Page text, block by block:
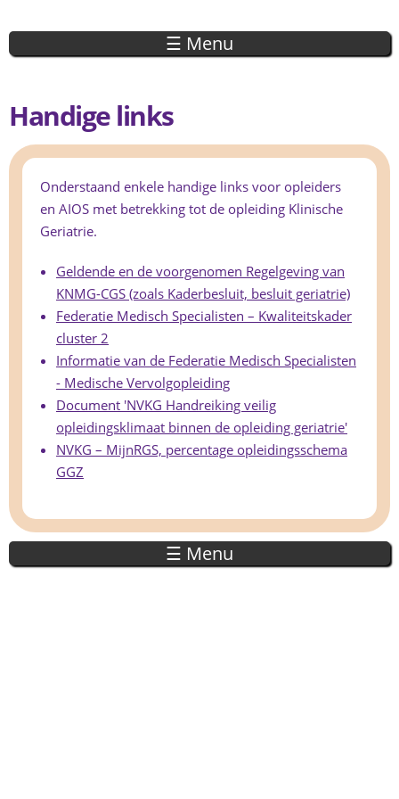
en naar
de inhoud
☰ Menu
Handige links
Onderstaand enkele handige links voor opleiders
en AIOS met betrekking tot de opleiding Klinische
Geriatrie.
Geldende en de voorgenomen Regelgeving van
KNMG-CGS (zoals Kaderbesluit, besluit geriatrie)
Federatie Medisch Specialisten – Kwaliteitskader
cluster 2
Informatie van de Federatie Medisch Specialisten
- Medische Vervolgopleiding
Document 'NVKG Handreiking veilig
opleidingsklimaat binnen de opleiding geriatrie'
NVKG – MijnRGS, percentage opleidingsschema
GGZ
☰ Menu